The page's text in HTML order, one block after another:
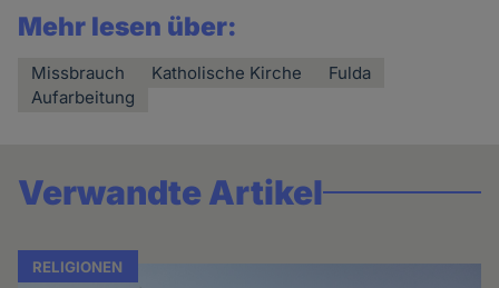
Mehr lesen über:
Missbrauch Katholische Kirche
Fulda
Aufarbeitung
Verwandte Artikel
RELIGIONEN